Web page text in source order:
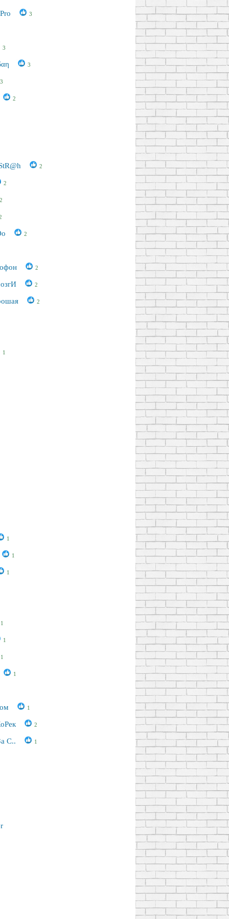
3
3
3
3
2
2
2
2
2
2
2
2
1
1
1
1
1
1
1
1
1
2
С.. 1